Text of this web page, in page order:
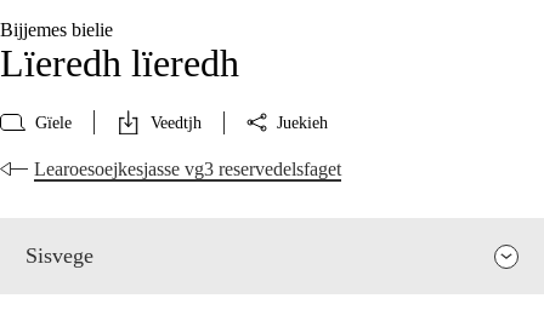
Bijjemes bielie
Lïeredh lïeredh
Gïele Veedtjh Juekieh
Learoesoejkesjasse vg3 reservedelsfaget
Sisvege